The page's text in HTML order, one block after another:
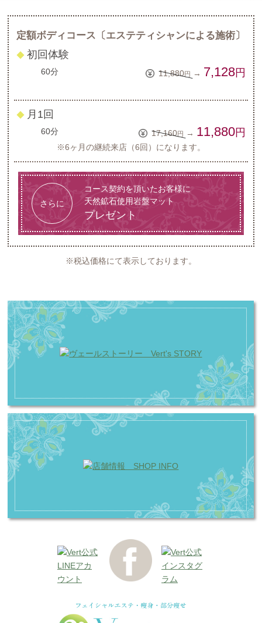
定額ボディコース 〔エステティシャンによる施術〕
◆ 初回体験
60分 11,880円 → 7,128円
◆ 月1回
60分 17,160円 → 11,880円
※6ヶ月の継続来店（6回）になります。
さらに
コース契約を頂いたお客様に
天然鉱石使用岩盤マット
プレゼント
※税込価格にて表示しております。